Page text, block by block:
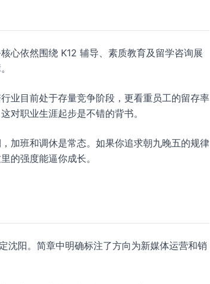
心依然围绕 K12 辅导、素质教育及留学咨询展
业目前处于存量竞争阶段，更看重员工的留存率
对职业生涯起步是不错的背书。
加班和调休是常态。如果你追求朝九晚五的规律
的强度能逼你成长。
沈阳。简章中明确标注了方向为新媒体运营和销